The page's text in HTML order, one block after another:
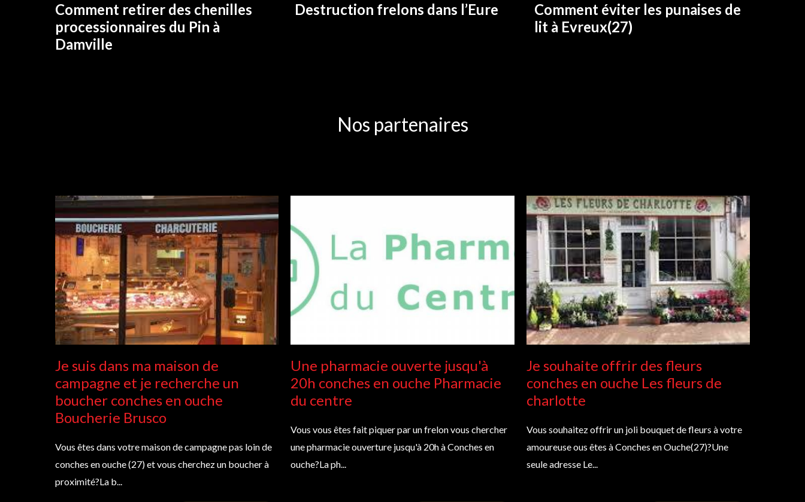
EN SAVOIR PLUS
Comment retirer des chenilles
processionnaires du Pin à
Damville
EN SAVOIR PLUS
Destruction frelons dans l’Eure EN SAVOIR PLUS
Comment éviter les punaises de
lit à Evreux(27)
Nos partenaires
Je suis dans ma maison de
campagne et je recherche un
boucher conches en ouche
Boucherie Brusco
Vous êtes dans votre maison de campagne pas loin de
conches en ouche (27) et vous cherchez un boucher à
proximité?La b...
Une pharmacie ouverte jusqu'à
20h conches en ouche Pharmacie
du centre
Vous vous êtes fait piquer par un frelon vous chercher
une pharmacie ouverture jusqu'à 20h à Conches en
ouche?La ph...
Je souhaite offrir des fleurs
conches en ouche Les fleurs de
charlotte
Vous souhaitez offrir un joli bouquet de fleurs à votre
amoureuse ous êtes à Conches en Ouche(27)?Une
seule adresse Le...